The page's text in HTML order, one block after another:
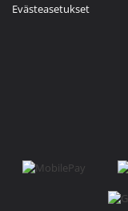
Evästeasetukset